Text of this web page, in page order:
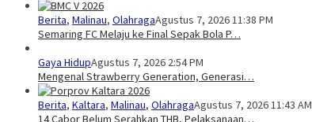
Berita, Malinau, OlahragaAgustus 7, 2026 11:38 PM
Semaring FC Melaju ke Final Sepak Bola P…
Gaya HidupAgustus 7, 2026 2:54 PM
Mengenal Strawberry Generation, Generasi…
Berita, Kaltara, Malinau, OlahragaAgustus 7, 2026 11:43 AM
14 Cabor Belum Serahkan THB, Pelaksanaan…